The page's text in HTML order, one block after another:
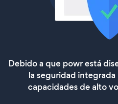
Debido a que powr está
la seguridad integrada
capacidades de alto